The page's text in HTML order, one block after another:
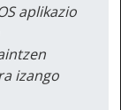
aplikazio
izango